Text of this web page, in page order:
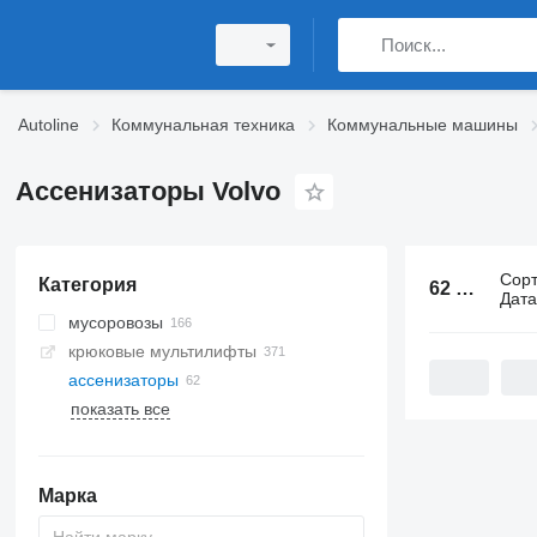
Autoline Коммунальная техника Коммунальные машины
Ассенизаторы Volvo
Категория
мусоровозы
крюковые мультилифты
ассенизаторы
показать все
Марка
62 объявления: